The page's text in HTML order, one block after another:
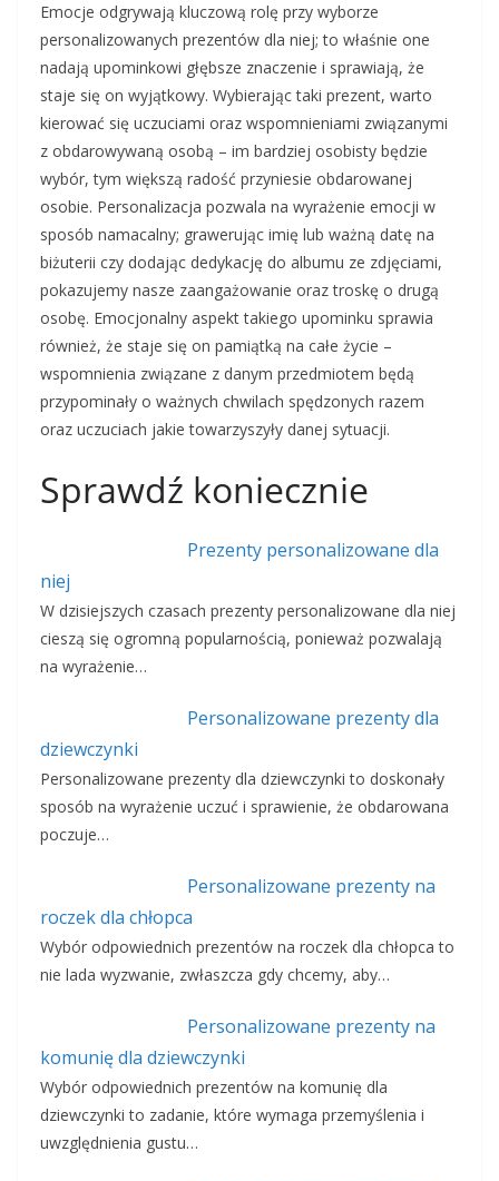
Emocje odgrywają kluczową rolę przy wyborze
personalizowanych prezentów dla niej; to właśnie one
nadają upominkowi głębsze znaczenie i sprawiają, że
staje się on wyjątkowy. Wybierając taki prezent, warto
kierować się uczuciami oraz wspomnieniami związanymi
z obdarowywaną osobą – im bardziej osobisty będzie
wybór, tym większą radość przyniesie obdarowanej
osobie. Personalizacja pozwala na wyrażenie emocji w
sposób namacalny; grawerując imię lub ważną datę na
biżuterii czy dodając dedykację do albumu ze zdjęciami,
pokazujemy nasze zaangażowanie oraz troskę o drugą
osobę. Emocjonalny aspekt takiego upominku sprawia
również, że staje się on pamiątką na całe życie –
wspomnienia związane z danym przedmiotem będą
przypominały o ważnych chwilach spędzonych razem
oraz uczuciach jakie towarzyszyły danej sytuacji.
Sprawdź koniecznie
Prezenty personalizowane dla
niej
W dzisiejszych czasach prezenty personalizowane dla niej
cieszą się ogromną popularnością, ponieważ pozwalają
na wyrażenie…
Personalizowane prezenty dla
dziewczynki
Personalizowane prezenty dla dziewczynki to doskonały
sposób na wyrażenie uczuć i sprawienie, że obdarowana
poczuje…
Personalizowane prezenty na
roczek dla chłopca
Wybór odpowiednich prezentów na roczek dla chłopca to
nie lada wyzwanie, zwłaszcza gdy chcemy, aby…
Personalizowane prezenty na
komunię dla dziewczynki
Wybór odpowiednich prezentów na komunię dla
dziewczynki to zadanie, które wymaga przemyślenia i
uwzględnienia gustu…